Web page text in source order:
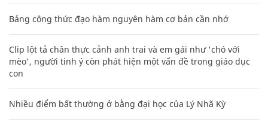
Bảng công thức đạo hàm nguyên hàm cơ bản cần nhớ
Clip lột tả chân thực cảnh anh trai và em gái như 'chó với
mèo', người tinh ý còn phát hiện một vấn đề trong giáo dục
con
Nhiều điểm bất thường ở bằng đại học của Lý Nhã Kỳ